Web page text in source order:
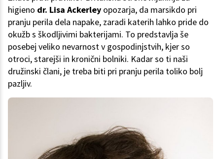
higieno dr. Lisa Ackerley opozarja, da marsikdo pri
pranju perila dela napake, zaradi katerih lahko pride do
okužb s škodljivimi bakterijami. To predstavlja še
posebej veliko nevarnost v gospodinjstvih, kjer so
otroci, starejši in kronični bolniki. Kadar so ti naši
družinski člani, je treba biti pri pranju perila toliko bolj
pazljiv.